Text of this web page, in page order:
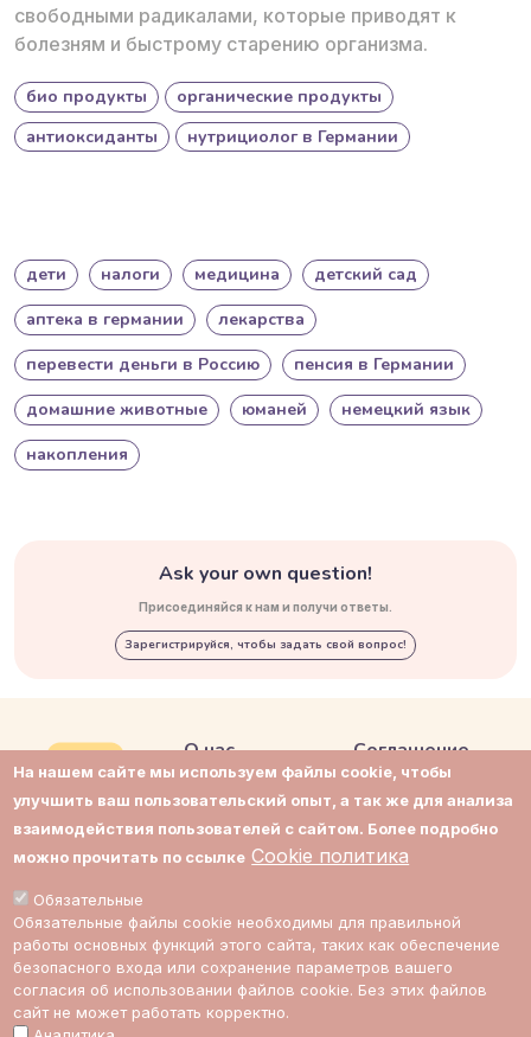
На нашем сайте мы используем файлы cookie, чтобы
улучшить ваш пользовательский опыт, а так же для анализа
взаимодействия пользователей с сайтом. Более подробно
можно прочитать по ссылке Cookie политика
Обязательные
Обязательные файлы cookie необходимы для правильной
работы основных функций этого сайта, таких как обеспечение
безопасного входа или сохранение параметров вашего
согласия об использовании файлов cookie. Без этих файлов
сайт не может работать корректно.
свободными радикалами, которые приводят к
болезням и быстрому старению организма.
био продукты
органические продукты
антиоксиданты
нутрициолог в Германии
дети налоги медицина
детский сад
аптека в германии
лекарства
перевести деньги в Россию
пенсия в Германии
домашние животные
юманей
немецкий язык
накопления
Ask your own question!
Присоединяйся к нам и получи ответы.
Зарегистрируйся, чтобы задать свой вопрос!
О нас
Контакты
Поддержка
Стоимость
экспертов
Соглашение
Приватность
Cookie политика